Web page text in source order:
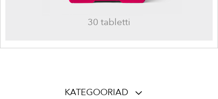
30 tabletti
KATEGOORIAD